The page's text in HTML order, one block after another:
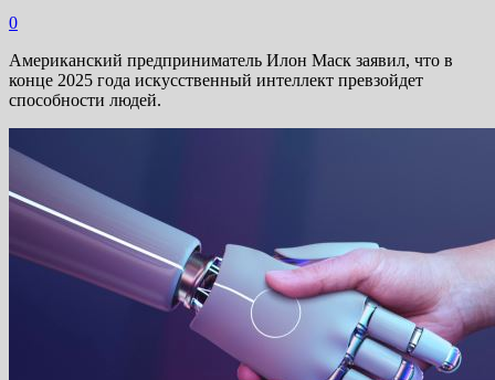
0
Американский предприниматель Илон Маск заявил, что в
конце 2025 года искусственный интеллект превзойдет
способности людей.